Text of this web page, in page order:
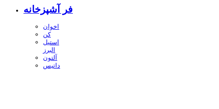
فر آشپزخانه
اخوان
کن
استیل
البرز
آلتون
داتیس